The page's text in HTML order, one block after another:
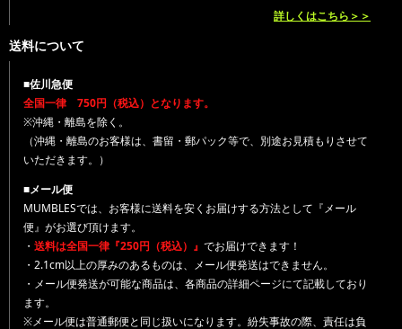
詳しくはこちら＞＞
送料について
■佐川急便
全国一律 750円（税込）となります。
※沖縄・離島を除く。
（沖縄・離島のお客様は、書留・郵パック等で、別途お見積もりさせて
いただきます。）
■メール便
MUMBLESでは、お客様に送料を安くお届けする方法として『メール
便』がお選び頂けます。
・ 送料は全国一律『250円（税込）』 でお届けできます！
・2.1cm以上の厚みのあるものは、メール便発送はできません。
・メール便発送が可能な商品は、各商品の詳細ページにて記載しており
ます。
※メール便は普通郵便と同じ扱いになります。紛失事故の際、責任は負